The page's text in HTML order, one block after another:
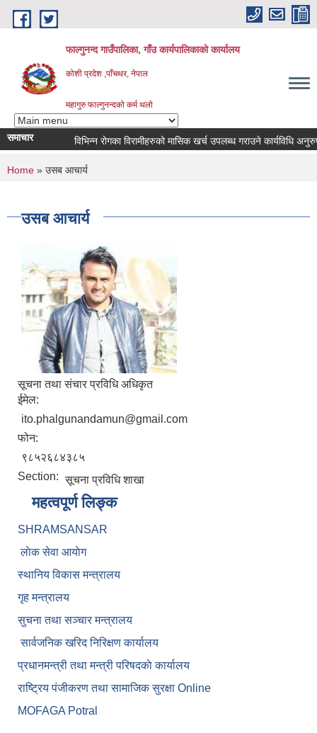
Skip to main content
फाल्गुनन्द गाउँपालिका, गाँउ कार्यपालिकाको कार्यालय
कोशी प्रदेश ,पाँचथर, नेपाल
महागुरु फाल्गुनन्दको कर्म थलो
समाचार विभिन्न रोगका विरामीहरुको मासिक खर्च उपलब्ध गराउने कार्यविधि अनुरुप
You are here
Home » उसब आचार्य
उसब आचार्य
सूचना तथा संचार प्रविधि अधिकृत
ईमेल:
ito.phalgunandamun@gmail.com
फोन:
९८५२६८४३८५
Section: सूचना प्रविधि शाखा
महत्वपूर्ण लिङ्क
SHRAMSANSAR
लाेक सेवा आयाेग
स्थानिय विकास मन्त्रालय
गृह मन्त्रालय
सुचना तथा सञ्चार मन्त्रालय
सार्वजनिक खरिद निरिक्षण कार्यालय
प्रधानमन्त्री तथा मन्त्री परिषदकाे कार्यालय
राष्ट्रिय पंजीकरण तथा सामाजिक सुरक्षा Online
MOFAGA Potral